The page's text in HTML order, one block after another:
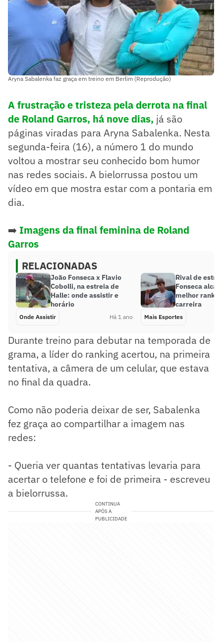
Aryna Sabalenka faz graça em treino em Berlim (Reprodução)
A frustração e tristeza pela derrota na final
de Roland Garros, há nove dias, já são
páginas viradas para Aryna Sabalenka. Nesta
segunda-feira (16), a número 1 do mundo
voltou a mostrar seu conhecido bom humor
nas redes sociais. A bielorrussa postou um
vídeo em que mostra estar com a pontaria em
dia.
➡️ Imagens da final feminina de Roland
Garros
RELACIONADAS
João Fonseca x Flavio
Cobolli, na estreia de
Halle: onde assistir e
horário
Onde Assistir Há 1 ano
Rival de
Fonseca
melhor
carreira
Mais Esportes
Durante treino para debutar na temporada de
grama, a líder do ranking acertou, na primeira
tentativa, a câmera de um celular, que estava
no final da quadra.
Como não poderia deixar de ser, Sabalenka
fez graça ao compartilhar a imagem nas
redes:
- Queria ver quantas tentativas levaria para
acertar o telefone e foi de primeira - escreveu
a bielorrussa.
CONTINUA
APÓS A
PUBLICIDADE